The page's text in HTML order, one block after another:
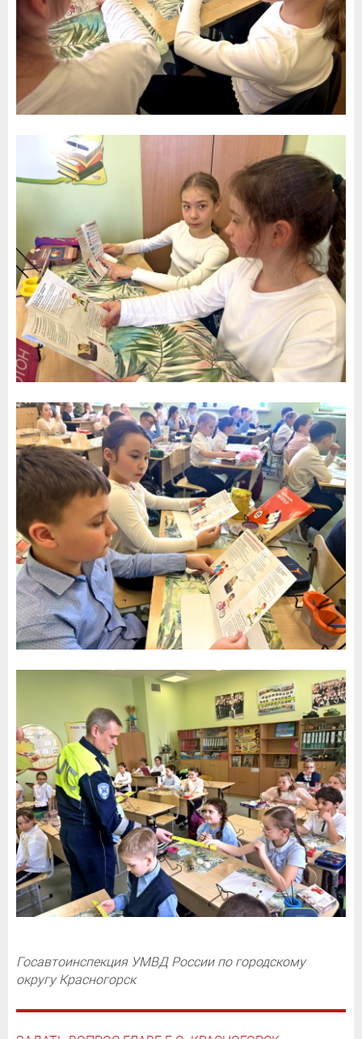
Госавтоинспекция УМВД России по городскому
округу Красногорск